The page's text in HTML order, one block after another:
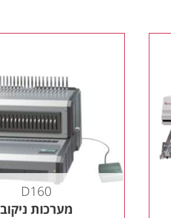
D160
מערכות ניקוב